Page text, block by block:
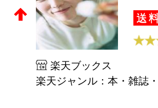
送
楽天ブックス
楽天ジャンル：本・雑誌